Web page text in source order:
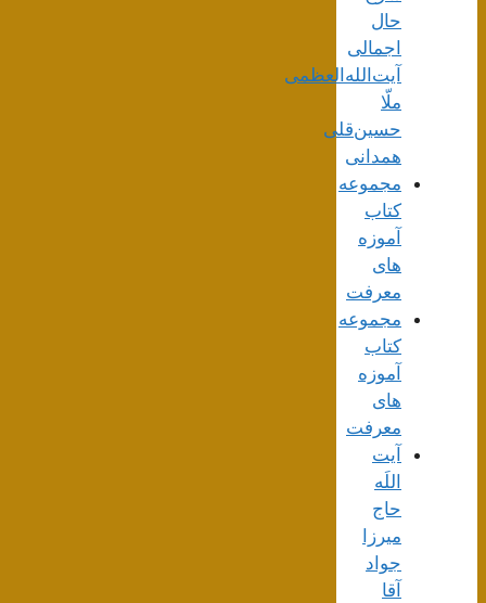
حال
اجمالی
آیت‌الله‌العظمی
ملّا
حسین‌قلی
همدانی
مجموعه
کتاب
آموزه
های
معرفت
مجموعه
کتاب
آموزه
های
معرفت
آیت
اللَه
حاج
میرزا
جواد
آقا